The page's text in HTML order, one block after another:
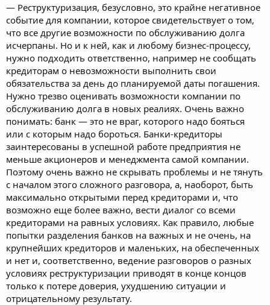
― Реструктуризация, безусловно, это крайне негативное
событие для компании, которое свидетельствует о том,
что все другие возможности по обслуживанию долга
исчерпаны. Но и к ней, как и любому бизнес-процессу,
нужно подходить ответственно, например не сообщать
кредиторам о невозможности выполнить свои
обязательства за день до планируемой даты погашения.
Нужно трезво оценивать возможности компании по
обслуживанию долга в новых реалиях. Очень важно
понимать: банк ― это не враг, которого надо бояться
или с которым надо бороться. Банки-кредиторы
заинтересованы в успешной работе предприятия не
меньше акционеров и менеджмента самой компании.
Поэтому очень важно не скрывать проблемы и не тянуть
с началом этого сложного разговора, а, наоборот, быть
максимально открытыми перед кредиторами и, что
возможно еще более важно, вести диалог со всеми
кредиторами на равных условиях. Как правило, любые
попытки разделения банков на важных и не очень, на
крупнейших кредиторов и маленьких, на обеспеченных
и нет и, соответственно, ведение разговоров о разных
условиях реструктуризации приводят в конце концов
только к потере доверия, ухудшению ситуации и
отрицательному результату.